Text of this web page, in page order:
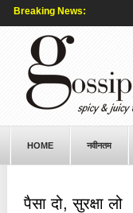
Breaking News:
HOME नवीनतम
पैसा दो, सुरक्षा लो